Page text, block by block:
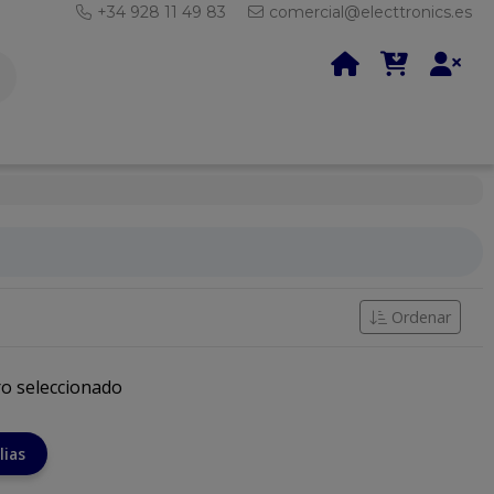
+34 928 11 49 83 comercial@electtronics.es
Ordenar
seleccionado